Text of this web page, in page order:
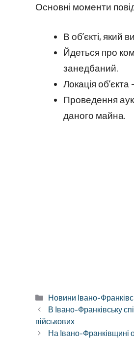
Основні моменти
В об’єкті, який
Йдеться про
занедбаний.
Локація
Проведення
даного майна.
Категорії
Новини Івано-
В Івано-Франківську
військових
На Івано-Франківщині